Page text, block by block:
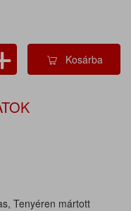
Kosárba
Tenyéren mártott